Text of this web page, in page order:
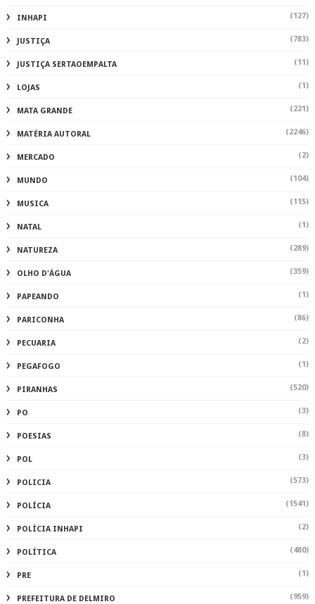
INHAPI (127)
JUSTIÇA (783)
JUSTIÇA SERTAOEMPALTA (11)
LOJAS (1)
MATA GRANDE (221)
MATÉRIA AUTORAL (2246)
MERCADO (2)
MUNDO (104)
MUSICA (115)
NATAL (1)
NATUREZA (289)
OLHO D'ÁGUA (359)
PAPEANDO (1)
PARICONHA (86)
PECUARIA (2)
PEGAFOGO (1)
PIRANHAS (520)
PO (3)
POESIAS (8)
POL (3)
POLICIA (573)
POLÍCIA (1541)
POLÍCIA INHAPI (2)
POLÍTICA (480)
PRE (1)
PREFEITURA DE DELMIRO (959)